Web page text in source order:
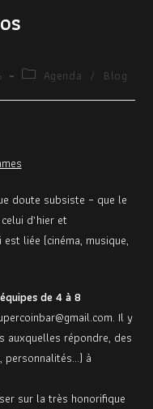
Agenda / Blog
doute subsiste – que le
d’hier et
liée (cinéma, musique,
de 4 à 8
Il y
auxquelles répondre, des
personnalités…) à
sur la très honorifique